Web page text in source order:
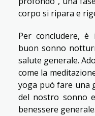
corpo si ripara e
Per concludere,
buon sonno
salute generale.
come la
yoga può fare una
del nostro sonno
benessere generale.